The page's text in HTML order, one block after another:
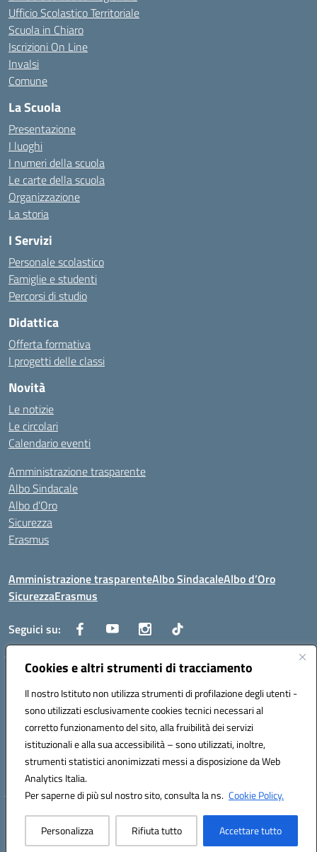
Cookies e altri strumenti di tracciamento
Il nostro Istituto non utilizza strumenti di profilazione degli utenti -
sono utilizzati esclusivamente cookies tecnici necessari al
corretto funzionamento del sito, alla fruibilità dei servizi
istituzionali e alla sua accessibilità – sono utilizzati, inoltre,
strumenti statistici anonimizzati messi a disposizione da Web
Analytics Italia.
Per saperne di più sul nostro sito, consulta la ns. Cookie Policy.
Personalizza Rifiuta tutto Accettare tutto
Ufficio Scolastico Territoriale
Scuola in Chiaro
Iscrizioni On Line
Invalsi
Comune
La Scuola
Presentazione
I luoghi
I numeri della scuola
Le carte della scuola
Organizzazione
La storia
I Servizi
Personale scolastico
Famiglie e studenti
Percorsi di studio
Didattica
Offerta formativa
I progetti delle classi
Novità
Le notizie
Le circolari
Calendario eventi
Amministrazione trasparente
Albo Sindacale
Albo d’Oro
Sicurezza
Erasmus
Amministrazione trasparenteAlbo SindacaleAlbo d’Oro
SicurezzaErasmus
Seguici su:
Centralino:0885.426034 Email:FGTD02000P@istruzione.it
Posta elettronica certificata (PEC):fgtd02000p@pec.istruzione.it
Codice fiscale: 81002930717
Codice meccanografico:FGTD02000P
Codice unico di fatturazione (CUF): UFUN7Y
Hosting & Powered by 3D Solution S.r.l.
Concept & Design by Designers Italia